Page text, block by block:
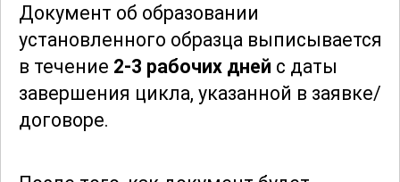
им эффективно работать на
предприятиях железнодорожного
транспорта, в депо и ремонтных
мастерских, обеспечивая надежную
эксплуатацию техники и высокие
Документ об образовании
установленного образца выписывается
в течение 2-3 рабочих дней с даты
завершения цикла, указанной в заявке/
договоре.